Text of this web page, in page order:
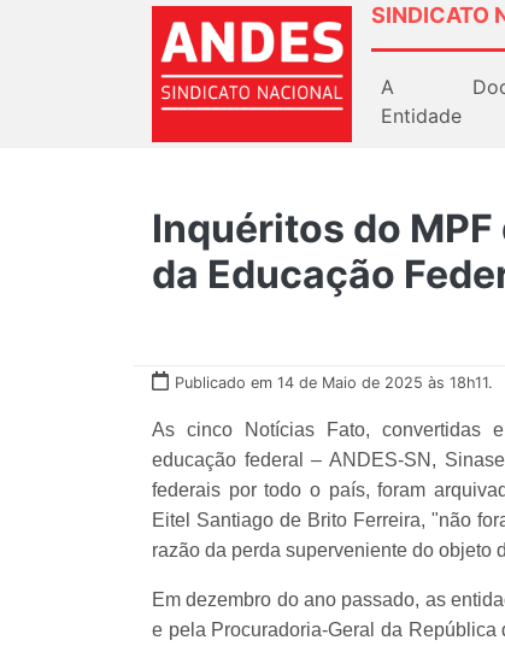
SINDICATO
A
Entidade
Inquéritos do
da Educação
Publicado em 14 de Maio de 2025 às 18h11.
As cinco Notícias Fato, convertidas
educação federal – ANDES-SN,
federais por todo o país, foram
Eitel Santiago de Brito Ferreira, "não
razão da perda superveniente do objeto
Em dezembro do ano passado, as
e pela Procuradoria-Geral da